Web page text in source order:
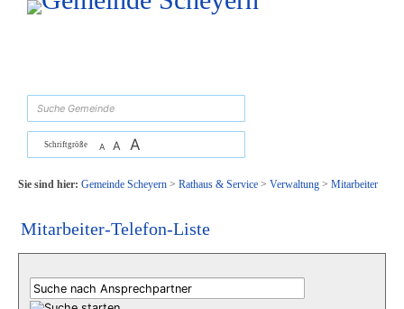
Zum Inhalt, zur Navigationoder zur Startseite springen.
Schriftgröße A A A
Sie sind hier: Gemeinde Scheyern> Rathaus & Service> Verwaltung> Mitarbeiter
Mitarbeiter-Telefon-Liste